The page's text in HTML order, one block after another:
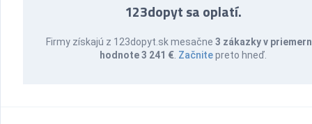
123dopyt sa oplatí.
Firmy získajú z 123dopyt.sk mesačne3 zákazky v
hodnote 3 241 € Začnitepreto hneď.